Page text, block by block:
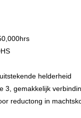
helderheid
3, gemakkelijk
reductong in